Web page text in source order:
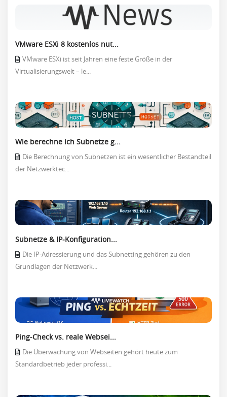
VMware ESXi 8 kostenlos nut...
VMware ESXi ist seit Jahren eine feste Größe in der
Virtualisierungswelt – le...
Wie berechne ich Subnetze g...
Die Berechnung von Subnetzen ist ein wesentlicher Bestandteil
der Netzwerktec...
Subnetze & IP-Konfiguration...
Die IP-Adressierung und das Subnetting gehören zu den
Grundlagen der Netzwerk...
Ping-Check vs. reale Websei...
Die Überwachung von Webseiten gehört heute zum
Standardbetrieb jeder professi...